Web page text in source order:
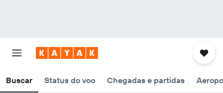
Buscar Status do voo Chegadas e partidas